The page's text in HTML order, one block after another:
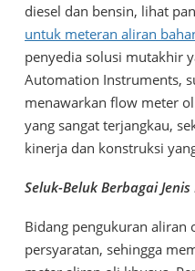
diesel dan bensin, lihat
untuk meteran aliran
penyedia solusi mutakhir
Automation Instruments,
menawarkan flow meter
yang sangat terjangkau,
kinerja dan konstruksi
Seluk-Beluk Berbagai
Bidang pengukuran aliran
persyaratan, sehingga